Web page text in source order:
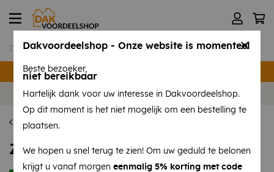
Volg ons opInstagramen Facebook!
Daktrimmen
Zwarte daktrimmen
Dakvoordeelshop - Onze website is momenteel
niet bereikbaar
Beste bezoeker,
Hartelijk dank voor uw interesse in Dakvoordeelshop.
Op dit moment is het niet mogelijk om een bestelling te
plaatsen.
We hopen u snel terug te zien! Om uw geduld te belonen
krijgt u vanaf morgeneenmalig 5% korting met code